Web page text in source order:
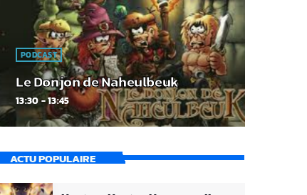
PODCAST
Le Donjon de Naheulbeuk
13:30 - 13:45
ACTU POPULAIRE